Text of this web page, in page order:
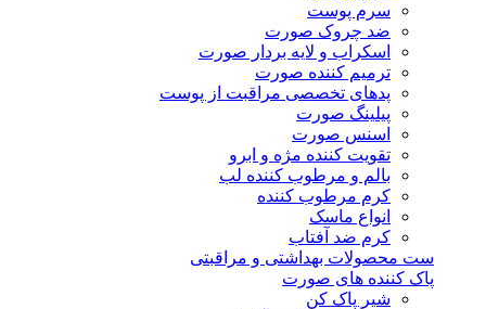
سرم پوست
ضد چروک صورت
اسکراب و لایه بردار صورت
ترمیم کننده صورت
پدهای تخصصی مراقبت از پوست
پیلینگ صورت
اسنس صورت
تقویت کننده مژه و ابرو
بالم و مرطوب کننده لب
کرم مرطوب کننده
انواع ماسک
کرم ضد آفتاب
ست محصولات بهداشتی و مراقبتی
پاک کننده های صورت
شیر پاک کن